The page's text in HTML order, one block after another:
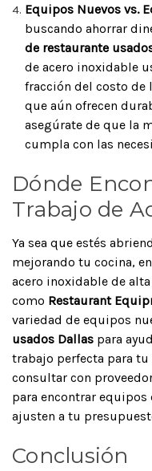
Equipos Nuevos vs.
buscando ahorrar
de restaurante
de acero inoxidable
fracción del costo de
que aún ofrecen
asegúrate de que la
cumpla con las
Dónde
Trabajo de
Ya sea que estés
mejorando tu cocina,
acero inoxidable de
como Restaurant
variedad de equipos
usados Dallas para
trabajo perfecta para tu
consultar con
para encontrar equipos
ajusten a tu
Conclusión